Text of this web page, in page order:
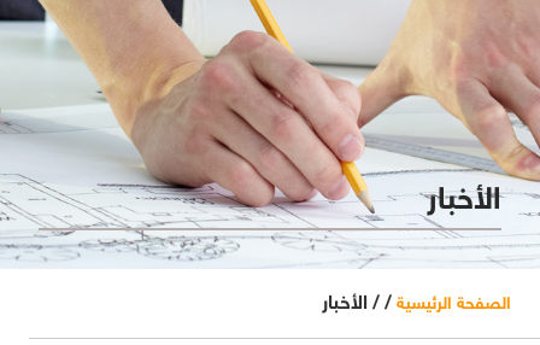
الأخبار
الصفحة الرئيسية / / الأخبار